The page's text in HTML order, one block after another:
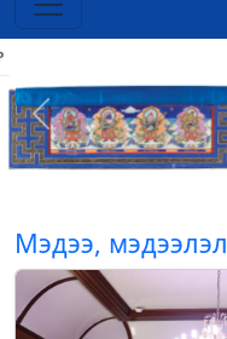
Previous
Мэдээ, мэдээлэл